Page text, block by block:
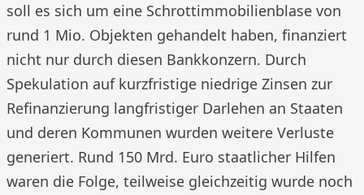
soll es sich um eine Schrottimmobilienblase von
rund 1 Mio. Objekten gehandelt haben, finanziert
nicht nur durch diesen Bankkonzern. Durch
Spekulation auf kurzfristige niedrige Zinsen zur
Refinanzierung langfristiger Darlehen an Staaten
und deren Kommunen wurden weitere Verluste
generiert. Rund 150 Mrd. Euro staatlicher Hilfen
waren die Folge, teilweise gleichzeitig wurde noch